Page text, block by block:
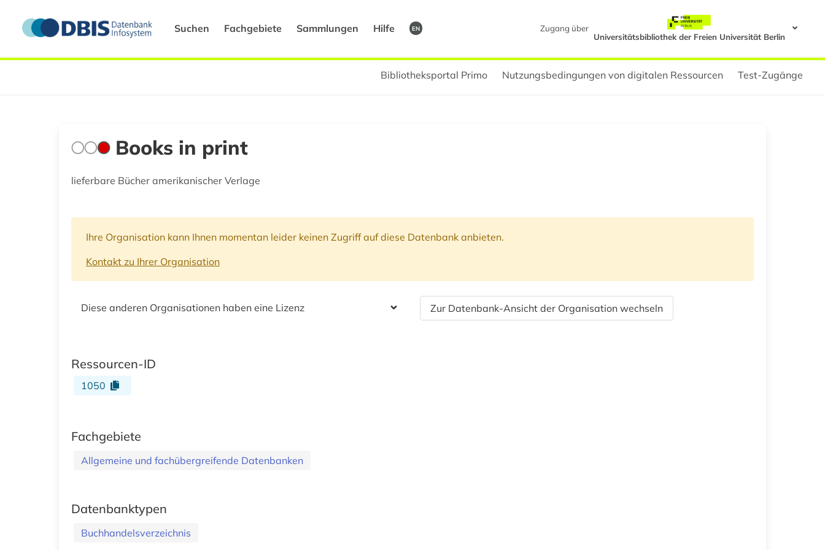
Suchen Fachgebiete Sammlungen Hilfe EN
Zugang über
Universitätsbibliothek der Freien Universität Berlin
Bibliotheksportal Primo Nutzungsbedingungen von digitalen Ressourcen Test-Zugänge
Books in print
lieferbare Bücher amerikanischer Verlage
Ihre Organisation kann Ihnen momentan leider keinen Zugriff auf diese Datenbank anbieten.
Kontakt zu Ihrer Organisation
Diese anderen Organisationen haben eine Lizenz Zur Datenbank-Ansicht der Organisation wechseln
Ressourcen-ID
1050
Fachgebiete
Allgemeine und fachübergreifende Datenbanken
Datenbanktypen
Buchhandelsverzeichnis